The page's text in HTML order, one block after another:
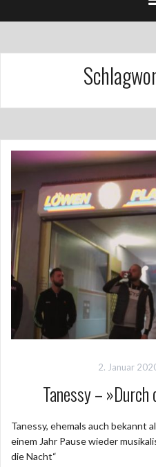
2. Januar
Tanessy –
Tanessy, ehemals auch bekannt
einem Jahr Pause wieder
die Nacht“